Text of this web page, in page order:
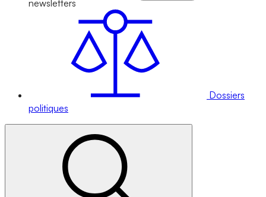
newsletters
Dossiers
politiques